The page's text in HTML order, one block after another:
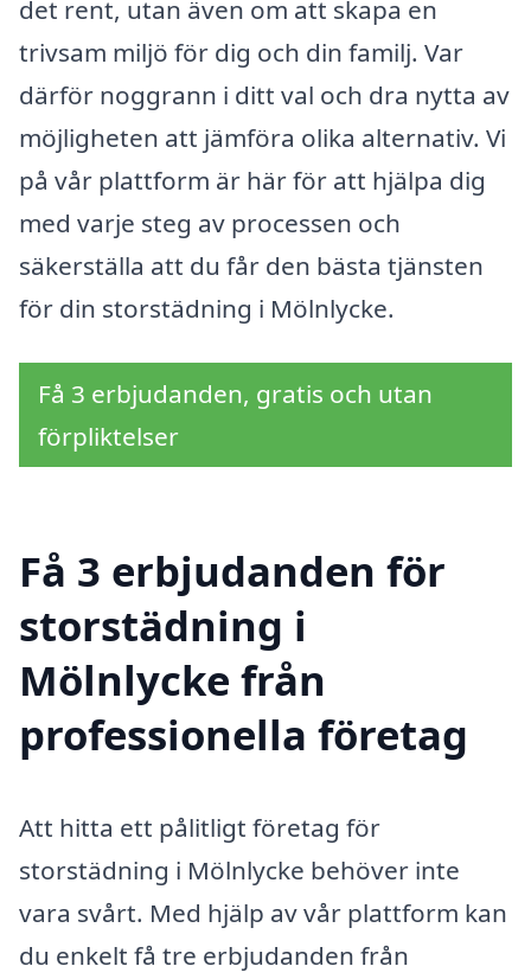
det rent, utan även om att skapa en
trivsam miljö för dig och din familj. Var
därför noggrann i ditt val och dra nytta av
möjligheten att jämföra olika alternativ. Vi
på vår plattform är här för att hjälpa dig
med varje steg av processen och
säkerställa att du får den bästa tjänsten
för din storstädning i Mölnlycke.
Få 3 erbjudanden, gratis och utan
förpliktelser
Få 3 erbjudanden för
storstädning i
Mölnlycke från
professionella företag
Att hitta ett pålitligt företag för
storstädning i Mölnlycke behöver inte
vara svårt. Med hjälp av vår plattform kan
du enkelt få tre erbjudanden från